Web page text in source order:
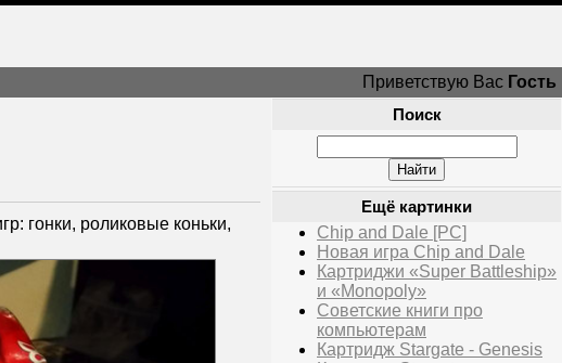
Приветствую Вас Гость
гонки, роликовые коньки,
Поиск
Ещё картинки
Chip and Dale [PC]
Новая игра Chip and Dale
Картриджи «Super Battleship»
и «Monopoly»
Советские книги про
компьютерам
Картридж Stargate - Genesis